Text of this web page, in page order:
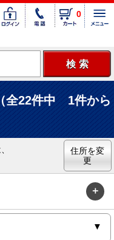
0
全22件中 1件から
住所を変
更